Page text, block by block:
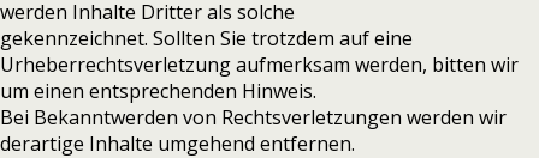
werden Inhalte Dritter als solche
gekennzeichnet. Sollten Sie trotzdem auf eine
Urheberrechtsverletzung aufmerksam werden, bitten wir
um einen entsprechenden Hinweis.
Bei Bekanntwerden von Rechtsverletzungen werden wir
derartige Inhalte umgehend entfernen.